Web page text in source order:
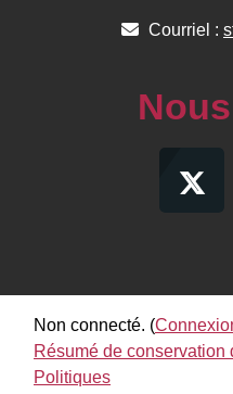
Courriel :
Non connecté. (
Résumé de conservation
Politiques